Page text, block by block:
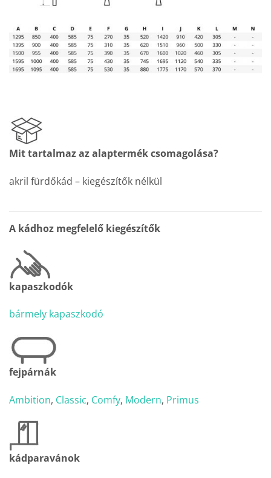
Mit tartalmaz az alaptermék csomagolása?
akril fürdőkád – kiegészítők nélkül
A kádhoz megfelelő kiegészítők
kapaszkodók
bármely kapaszkodó
fejpárnák
Ambition, Classic, Comfy, Modern, Primus
kádparavánok